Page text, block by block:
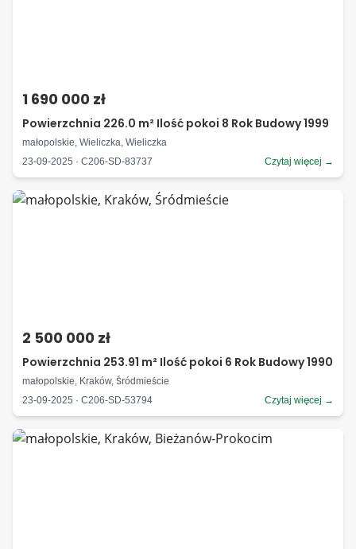
1 690 000 zł
Powierzchnia 226.0 m² Ilość pokoi 8 Rok Budowy 1999
małopolskie, Wieliczka, Wieliczka
23-09-2025 · C206-SD-83737
Czytaj więcej →
2 500 000 zł
Powierzchnia 253.91 m² Ilość pokoi 6 Rok Budowy 1990
małopolskie, Kraków, Śródmieście
23-09-2025 · C206-SD-53794
Czytaj więcej →